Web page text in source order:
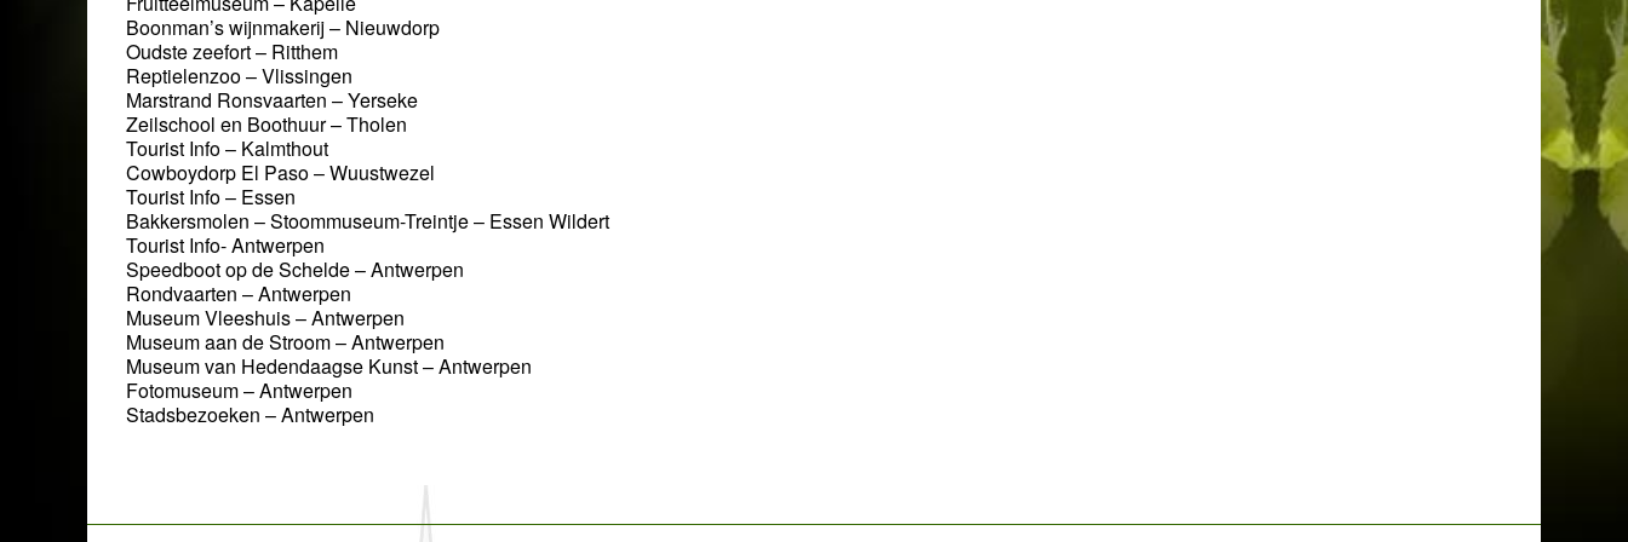
Boonman’s wijnmakerij – Nieuwdorp
Oudste zeefort – Ritthem
Reptielenzoo – Vlissingen
Marstrand Ronsvaarten – Yerseke
Zeilschool en Boothuur – Tholen
Tourist Info – Kalmthout
Cowboydorp El Paso – Wuustwezel
Tourist Info – Essen
Bakkersmolen – Stoommuseum-Treintje – Essen Wildert
Tourist Info- Antwerpen
Speedboot op de Schelde – Antwerpen
Rondvaarten – Antwerpen
Museum Vleeshuis – Antwerpen
Museum aan de Stroom – Antwerpen
Museum van Hedendaagse Kunst – Antwerpen
Fotomuseum – Antwerpen
Stadsbezoeken – Antwerpen